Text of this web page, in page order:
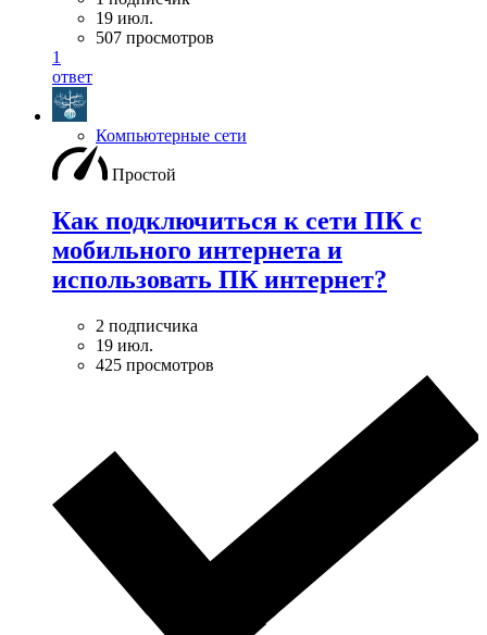
19 июл.
507 просмотров
1
ответ
Компьютерные сети
Простой
Как подключиться к сети ПК с
мобильного интернета и
использовать ПК интернет?
2 подписчика
19 июл.
425 просмотров